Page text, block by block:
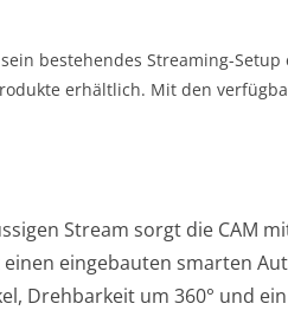
bestehendes Streaming-
erhältlich. Mit den
Stream sorgt die CAM
eingebauten smarten
Drehbarkeit um 360° und